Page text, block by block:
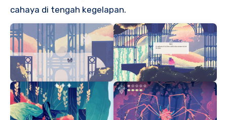
cahaya di tengah kegelapan.